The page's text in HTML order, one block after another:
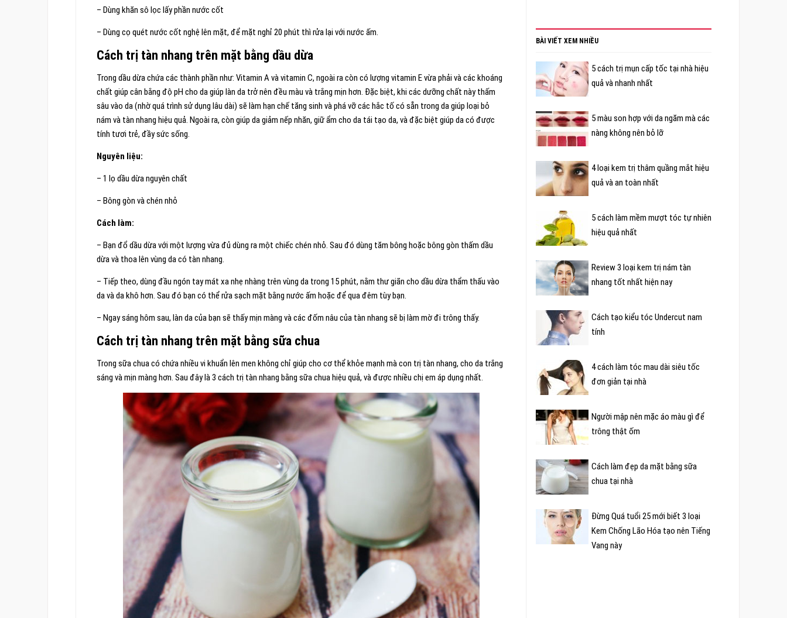
– Dùng khăn sô lọc lấy phần nước cốt
– Dùng cọ quét nước cốt nghệ lên mặt, để mặt nghỉ 20 phút thì rửa lại với nước ấm.
Cách trị tàn nhang trên mặt bằng dầu dừa
Trong dầu dừa chứa các thành phần như: Vitamin A và vitamin C, ngoài ra còn có lượng vitamin E vừa phải và các khoáng
chất giúp cân bằng độ pH cho da giúp làn da trở nên đều màu và trắng mịn hơn. Đặc biệt, khi các dưỡng chất này thấm
sâu vào da (nhờ quá trình sử dụng lâu dài) sẽ làm hạn chế tăng sinh và phá vỡ các hắc tố có sẵn trong da giúp loại bỏ
nám và tàn nhang hiệu quả. Ngoài ra, còn giúp da giảm nếp nhăn, giữ ẩm cho da tái tạo da, và đặc biệt giúp da có được
tính tươi trẻ, đầy sức sống.
Nguyên liệu:
– 1 lọ dầu dừa nguyên chất
– Bông gòn và chén nhỏ
Cách làm:
– Bạn đổ dầu dừa với một lượng vừa đủ dùng ra một chiếc chén nhỏ. Sau đó dùng tăm bông hoặc bông gòn thấm dầu
dừa và thoa lên vùng da có tàn nhang.
– Tiếp theo, dùng đầu ngón tay mát xa nhẹ nhàng trên vùng da trong 15 phút, nằm thư giãn cho dầu dừa thẩm thấu vào
da và da khô hơn. Sau đó bạn có thể rửa sạch mặt bằng nước ấm hoặc để qua đêm tùy bạn.
– Ngay sáng hôm sau, làn da của bạn sẽ thấy mịn màng và các đốm nâu của tàn nhang sẽ bị làm mờ đi trông thấy.
Cách trị tàn nhang trên mặt bằng sữa chua
Trong sữa chua có chứa nhiều vi khuẩn lên men không chỉ giúp cho cơ thể khỏe mạnh mà con trị tàn nhang, cho da trắng
sáng và mịn màng hơn. Sau đây là 3 cách trị tàn nhang bằng sữa chua hiệu quả, và được nhiều chị em áp dụng nhất.
BÀI VIẾT XEM NHIỀU
5 cách trị mụn cấp tốc tại nhà hiệu
quả và nhanh nhất
5 màu son hợp với da ngăm mà các
nàng không nên bỏ lỡ
4 loại kem trị thâm quầng mắt hiệu
quả và an toàn nhất
5 cách làm mềm mượt tóc tự nhiên
hiệu quả nhất
Review 3 loại kem trị nám tàn
nhang tốt nhất hiện nay
Cách tạo kiểu tóc Undercut nam
tính
4 cách làm tóc mau dài siêu tốc
đơn giản tại nhà
Người mập nên mặc áo màu gì để
trông thật ốm
Cách làm đẹp da mặt bằng sữa
chua tại nhà
Đừng Quá tuổi 25 mới biết 3 loại
Kem Chống Lão Hóa tạo nên Tiếng
Vang này